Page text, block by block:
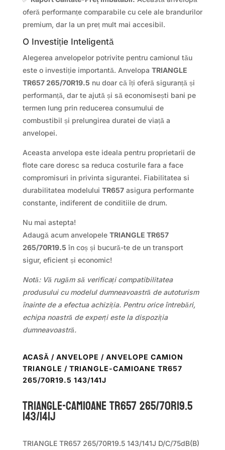
oferă performanțe comparabile cu cele ale brandurilor
premium, dar la un preț mult mai accesibil.
O Investiție Inteligentă
Alegerea anvelopelor potrivite pentru camionul tău
este o investiție importantă. Anvelopa TRIANGLE
TR657 265/70R19.5 nu doar că îți oferă siguranță și
performanță, dar te ajută și să economisești bani pe
termen lung prin reducerea consumului de
combustibil și prelungirea duratei de viață a
anvelopei.
Aceasta anvelopa este ideala pentru proprietarii de
flote care doresc sa reduca costurile fara a face
compromisuri in privinta sigurantei. Fiabilitatea si
durabilitatea modelului TR657asigura performante
constante, indiferent de conditiile de drum.
Nu mai astepta!
Adaugă acum anvelopele TRIANGLE TR657
265/70R19.5 în coș și bucură-te de un transport
sigur, eficient și economic!
Notă: Vă rugăm să verificați compatibilitatea
produsului cu modelul dumneavoastră de autoturism
înainte de a efectua achiziția. Pentru orice întrebări,
echipa noastră de experți este la dispoziția
dumneavoastră.
ACASĂ / ANVELOPE / ANVELOPE CAMION
TRIANGLE / TRIANGLE-CAMIOANE TR657
265/70R19.5 143/141J
TRIANGLE-CAMIOANE TR657 265/70R19.5
143/141J
TRIANGLE TR657 265/70R19.5 143/141J D/C/75dB(B)